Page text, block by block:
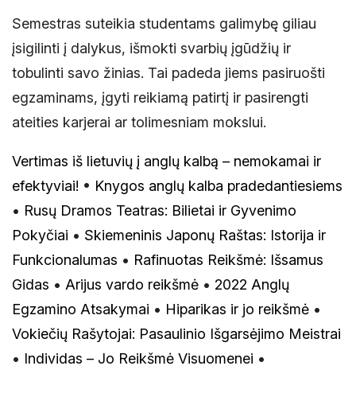
Semestras suteikia studentams galimybę giliau
įsigilinti į dalykus, išmokti svarbių įgūdžių ir
tobulinti savo žinias. Tai padeda jiems pasiruošti
egzaminams, įgyti reikiamą patirtį ir pasirengti
ateities karjerai ar tolimesniam mokslui.
Vertimas iš lietuvių į anglų kalbą – nemokamai ir
efektyviai! • Knygos anglų kalba pradedantiesiems
• Rusų Dramos Teatras: Bilietai ir Gyvenimo
Pokyčiai • Skiemeninis Japonų Raštas: Istorija ir
Funkcionalumas • Rafinuotas Reikšmė: Išsamus
Gidas • Arijus vardo reikšmė • 2022 Anglų
Egzamino Atsakymai • Hiparikas ir jo reikšmė •
Vokiečių Rašytojai: Pasaulinio Išgarsėjimo Meistrai
• Individas – Jo Reikšmė Visuomenei •